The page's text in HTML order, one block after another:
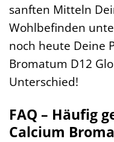
sanften Mitteln
Wohlbefinden
noch heute Deine
Bromatum D12
Unterschied!
FAQ – Häufig
Calcium